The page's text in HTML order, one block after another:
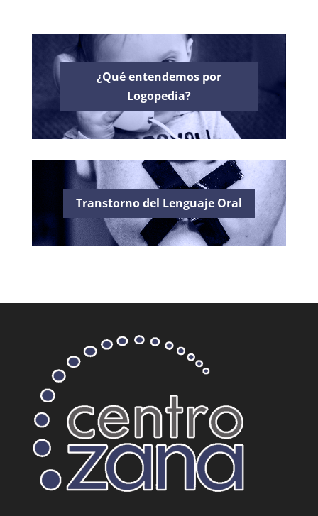
¿Qué entendemos por
Logopedia?
Transtorno del Lenguaje Oral